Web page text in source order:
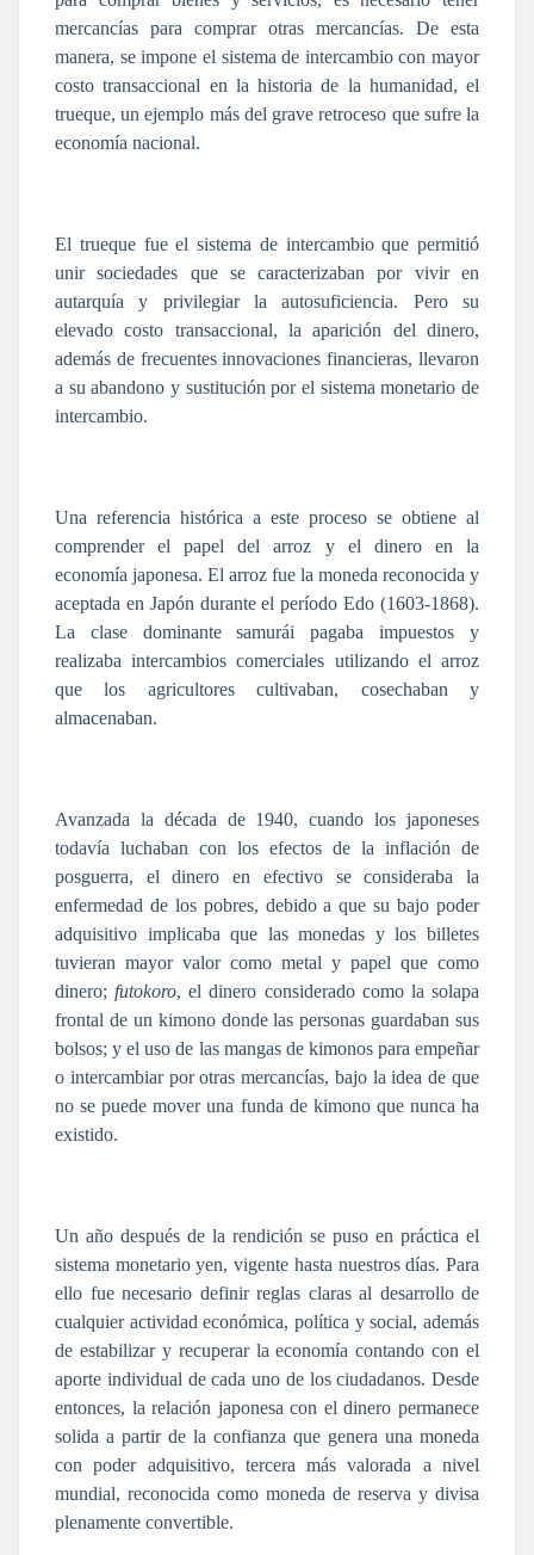
mercancías para comprar otras mercancías. De esta
manera, se impone el sistema de intercambio con mayor
costo transaccional en la historia de la humanidad, el
trueque, un ejemplo más del grave retroceso que sufre la
economía nacional.
El trueque fue el sistema de intercambio que permitió
unir sociedades que se caracterizaban por vivir en
autarquía y privilegiar la autosuficiencia. Pero su
elevado costo transaccional, la aparición del dinero,
además de frecuentes innovaciones financieras, llevaron
a su abandono y sustitución por el sistema monetario de
intercambio.
Una referencia histórica a este proceso se obtiene al
comprender el papel del arroz y el dinero en la
economía japonesa. El arroz fue la moneda reconocida y
aceptada en Japón durante el período Edo (1603-1868).
La clase dominante samurái pagaba impuestos y
realizaba intercambios comerciales utilizando el arroz
que los agricultores cultivaban, cosechaban y
almacenaban.
Avanzada la década de 1940, cuando los japoneses
todavía luchaban con los efectos de la inflación de
posguerra, el dinero en efectivo se consideraba la
enfermedad de los pobres, debido a que su bajo poder
adquisitivo implicaba que las monedas y los billetes
tuvieran mayor valor como metal y papel que como
dinero;futokoro, el dinero considerado como la solapa
frontal de un kimono donde las personas guardaban sus
bolsos; y el uso de las mangas de kimonos para empeñar
o intercambiar por otras mercancías, bajo la idea de que
no se puede mover una funda de kimono que nunca ha
existido.
Un año después de la rendición se puso en práctica el
sistema monetario yen, vigente hasta nuestros días. Para
ello fue necesario definir reglas claras al desarrollo de
cualquier actividad económica, política y social, además
de estabilizar y recuperar la economía contando con el
aporte individual de cada uno de los ciudadanos. Desde
entonces, la relación japonesa con el dinero permanece
solida a partir de la confianza que genera una moneda
con poder adquisitivo, tercera más valorada a nivel
mundial, reconocida como moneda de reserva y divisa
plenamente convertible.